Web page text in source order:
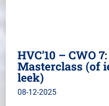
HVC’10 – CWO
Masterclass (of
leek)
08-12-2025